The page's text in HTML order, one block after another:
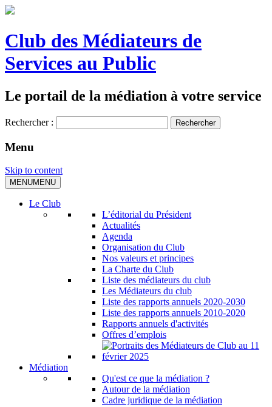
Club des Médiateurs de
Services au Public
Le portail de la médiation à votre service
Rechercher :
Menu
Skip to content
MENUMENU
Le Club
L’éditorial du Président
Actualités
Agenda
Organisation du Club
Nos valeurs et principes
La Charte du Club
Liste des médiateurs du club
Les Médiateurs du club
Liste des rapports annuels 2020-2030
Liste des rapports annuels 2010-2020
Rapports annuels d'activités
Offres d’emplois
Médiation
Qu'est ce que la médiation ?
Autour de la médiation
Cadre juridique de la médiation